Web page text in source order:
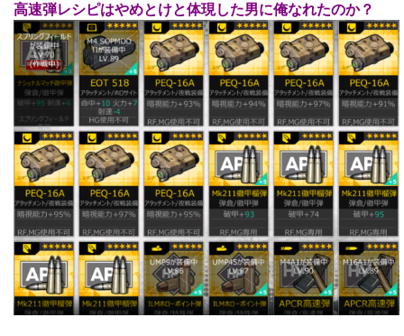
高速弾レシピはやめとけと体現した男に俺なれたのか？